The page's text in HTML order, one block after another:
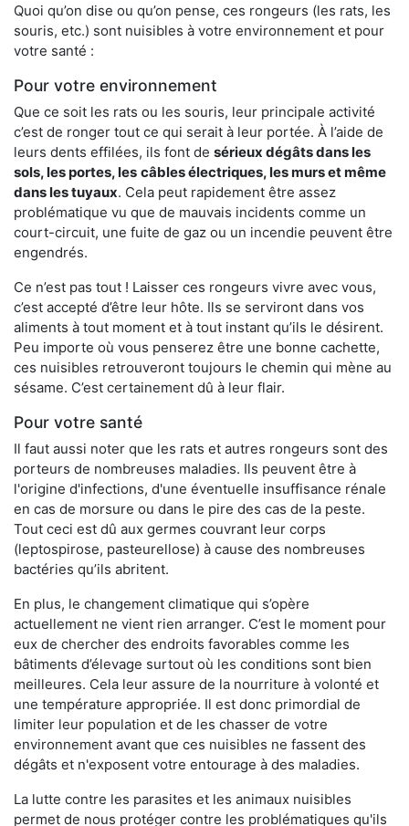
Quoi qu’on dise ou qu’on pense, ces rongeurs (les rats, les
souris, etc.) sont nuisibles à votre environnement et pour
votre santé :
Pour votre environnement
Que ce soit les rats ou les souris, leur principale activité
c’est de ronger tout ce qui serait à leur portée. À l’aide de
leurs dents effilées, ils font de sérieux dégâts dans les
sols, les portes, les câbles électriques, les murs et même
dans les tuyaux. Cela peut rapidement être assez
problématique vu que de mauvais incidents comme un
court-circuit, une fuite de gaz ou un incendie peuvent être
engendrés.
Ce n’est pas tout ! Laisser ces rongeurs vivre avec vous,
c’est accepté d’être leur hôte. Ils se serviront dans vos
aliments à tout moment et à tout instant qu’ils le désirent.
Peu importe où vous penserez être une bonne cachette,
ces nuisibles retrouveront toujours le chemin qui mène au
sésame. C’est certainement dû à leur flair.
Pour votre santé
Il faut aussi noter que les rats et autres rongeurs sont des
porteurs de nombreuses maladies. Ils peuvent être à
l'origine d'infections, d'une éventuelle insuffisance rénale
en cas de morsure ou dans le pire des cas de la peste.
Tout ceci est dû aux germes couvrant leur corps
(leptospirose, pasteurellose) à cause des nombreuses
bactéries qu’ils abritent.
En plus, le changement climatique qui s’opère
actuellement ne vient rien arranger. C’est le moment pour
eux de chercher des endroits favorables comme les
bâtiments d’élevage surtout où les conditions sont bien
meilleures. Cela leur assure de la nourriture à volonté et
une température appropriée. Il est donc primordial de
limiter leur population et de les chasser de votre
environnement avant que ces nuisibles ne fassent des
dégâts et n'exposent votre entourage à des maladies.
La lutte contre les parasites et les animaux nuisibles
permet de nous protéger contre les problématiques qu'ils